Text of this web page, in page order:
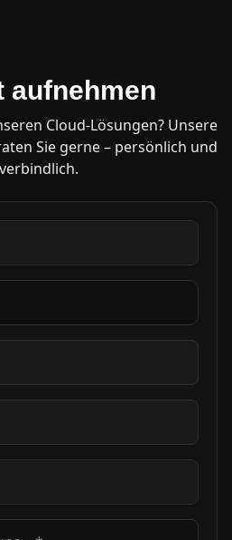
aufnehmen
Cloud-Lösungen? Unsere
Sie gerne – persönlich und